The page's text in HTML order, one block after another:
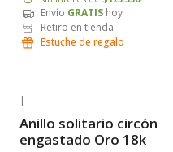
Envío GRATIS hoy
Retiro en tienda
Estuche de regalo
Envío Gratis
|
Anillo solitario circón
engastado Oro 18k